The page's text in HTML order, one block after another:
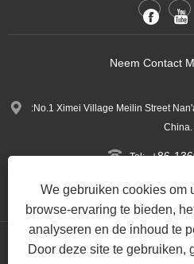
Neem Contact
:No.1 Ximei Village Meilin Street
China.
Tel: +86-
:
Copyright @ 2023 Quanzhou Yueli
All Rights Reserved.WEBSITE
We gebruiken cookies om
browse-ervaring te bieden,
analyseren en de inhoud te
Door deze site te gebruiken,